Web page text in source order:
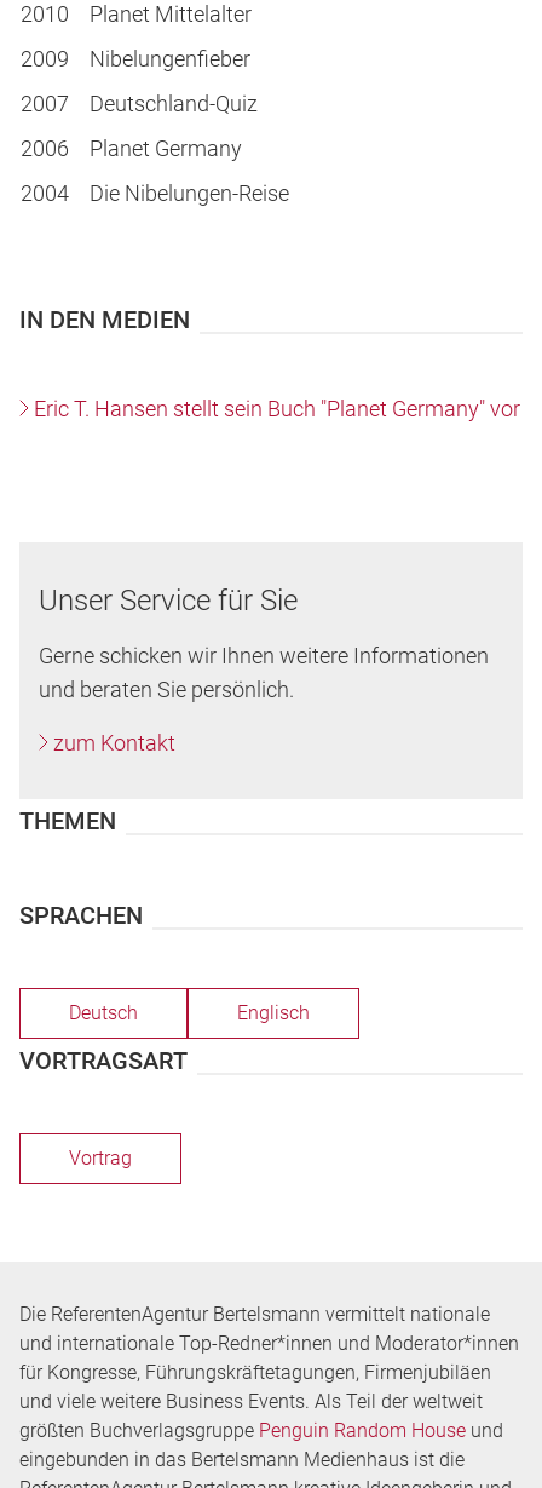
2010
Planet Mittelalter
2009
Nibelungenfieber
2007
Deutschland-Quiz
2006
Planet Germany
2004
Die Nibelungen-Reise
IN DEN MEDIEN
Eric T. Hansen stellt sein Buch "Planet Germany" vor
Unser Service für Sie
Gerne schicken wir Ihnen weitere Informationen
und beraten Sie persönlich.
zum Kontakt
THEMEN
SPRACHEN
Deutsch Englisch
VORTRAGSART
Vortrag
Die ReferentenAgentur Bertelsmann vermittelt nationale
und internationale Top-Redner*innen und Moderator*innen
für Kongresse, Führungskräftetagungen, Firmenjubiläen
und viele weitere Business Events. Als Teil der weltweit
größten Buchverlagsgruppe Penguin Random House und
eingebunden in das Bertelsmann Medienhaus ist die